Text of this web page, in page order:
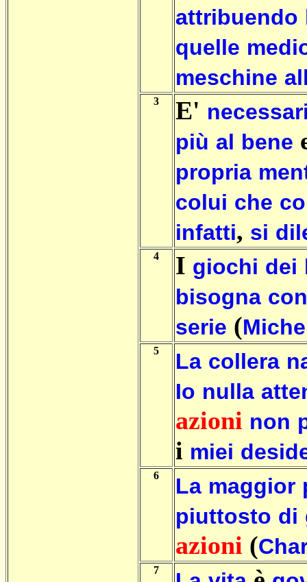
attribuendo
quelle
meschine
3 E'
più al bene
propria
colui che
infatti, si
4 I giochi dei
bisogna
serie (
5 La collera
Io nulla
azioni non
i miei
6 La maggior
piuttosto di
azioni (
7